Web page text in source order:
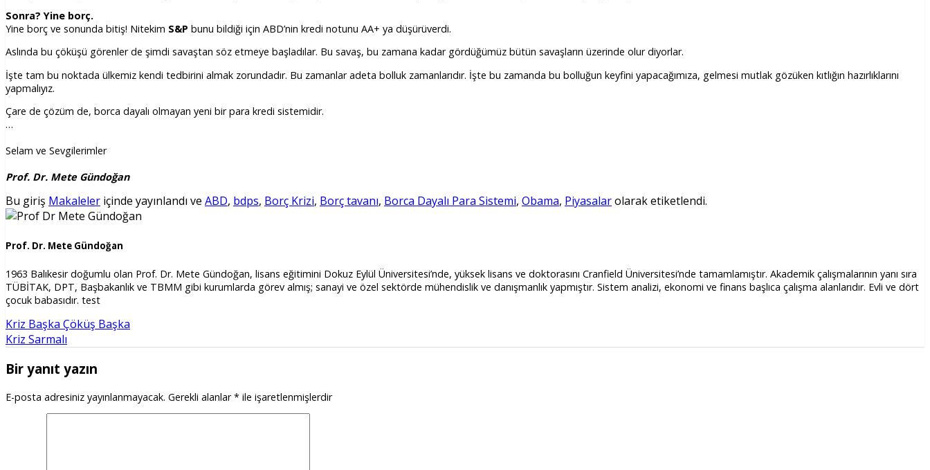
Sonra? Yine borç.
Yine borç ve sonunda bitiş! Nitekim S&P bunu bildiği için ABD’nin kredi notunu AA+ ya düşürüverdi.
Aslında bu çöküşü görenler de şimdi savaştan söz etmeye başladılar. Bu savaş, bu zamana kadar gördüğümüz bütün savaşların üzerinde olur diyorlar.
İşte tam bu noktada ülkemiz kendi tedbirini almak zorundadır. Bu zamanlar adeta bolluk zamanlarıdır. İşte bu zamanda bu bolluğun keyfini yapacağımıza, gelmesi mutlak gözüken kıtlığın hazırlıklarını
yapmalıyız.
Çare de çözüm de, borca dayalı olmayan yeni bir para kredi sistemidir.
…
Selam ve Sevgilerimler
Prof. Dr. Mete Gündoğan
Bu giriş Makaleler içinde yayınlandı ve ABD, bdps, Borç Krizi, Borç tavanı, Borca Dayalı Para Sistemi, Obama, Piyasalarolarak etiketlendi.
Prof. Dr. Mete Gündoğan
1963 Balıkesir doğumlu olan Prof. Dr. Mete Gündoğan, lisans eğitimini Dokuz Eylül Üniversitesi’nde, yüksek lisans ve doktorasını Cranfield Üniversitesi’nde tamamlamıştır. Akademik çalışmalarının yanı sıra
TÜBİTAK, DPT, Başbakanlık ve TBMM gibi kurumlarda görev almış; sanayi ve özel sektörde mühendislik ve danışmanlık yapmıştır. Sistem analizi, ekonomi ve finans başlıca çalışma alanlarıdır. Evli ve dört
çocuk babasıdır. test
Kriz Başka Çöküş Başka
Kriz Sarmalı
Bir yanıt yazın
E-posta adresiniz yayınlanmayacak. Gerekli alanlar* ile işaretlenmişlerdir